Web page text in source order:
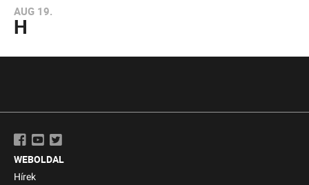
AUG 19.
H
WEBOLDAL
Hírek